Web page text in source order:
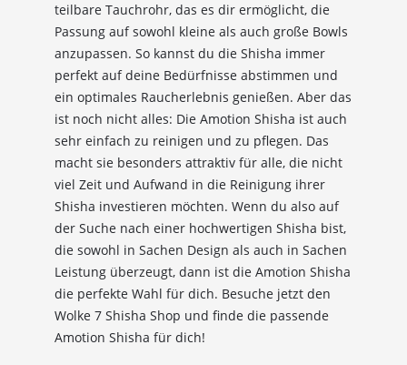
teilbare Tauchrohr, das es dir ermöglicht, die
Passung auf sowohl kleine als auch große Bowls
anzupassen. So kannst du die Shisha immer
perfekt auf deine Bedürfnisse abstimmen und
ein optimales Raucherlebnis genießen. Aber das
ist noch nicht alles: Die Amotion Shisha ist auch
sehr einfach zu reinigen und zu pflegen. Das
macht sie besonders attraktiv für alle, die nicht
viel Zeit und Aufwand in die Reinigung ihrer
Shisha investieren möchten. Wenn du also auf
der Suche nach einer hochwertigen Shisha bist,
die sowohl in Sachen Design als auch in Sachen
Leistung überzeugt, dann ist die Amotion Shisha
die perfekte Wahl für dich. Besuche jetzt den
Wolke 7 Shisha Shop und finde die passende
Amotion Shisha für dich!